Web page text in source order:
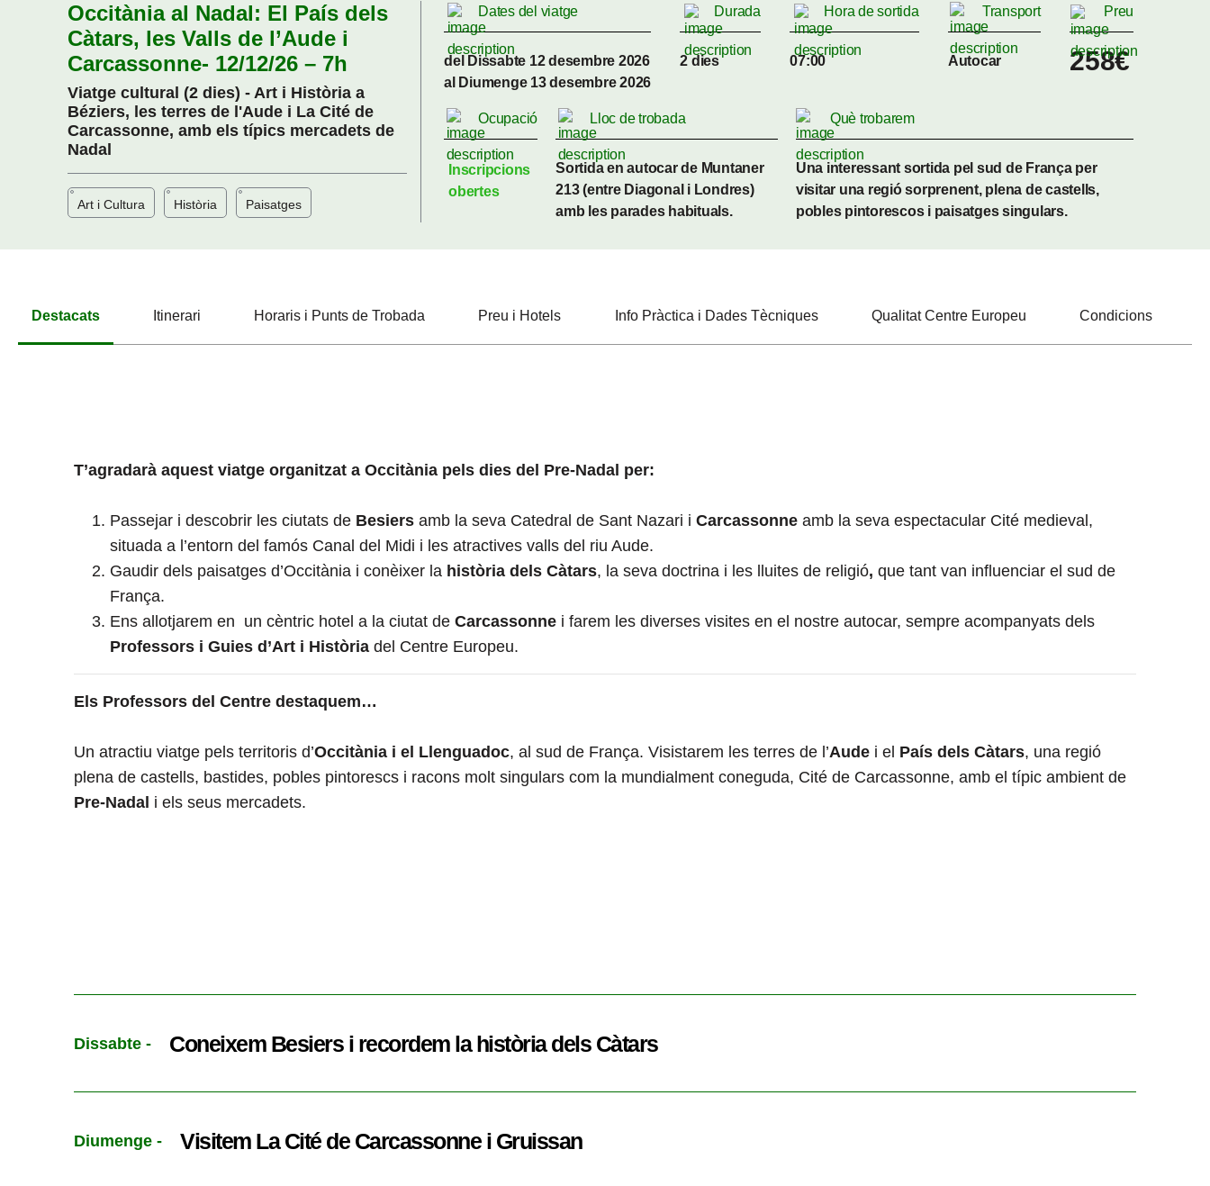
Occitània al Nadal: El País dels
Càtars, les Valls de l’Aude i
Carcassonne- 12/12/26 – 7h
Viatge cultural (2 dies) - Art i Història a
Béziers, les terres de l'Aude i La Cité de
Carcassonne, amb els típics mercadets de
Nadal
Art i Cultura Història Paisatges
Dates del viatge
del Dissabte 12 desembre 2026
al Diumenge 13 desembre 2026
Durada
2 dies
Hora de sortida
07:00
Transport
Autocar
Preu
258€
Ocupació
Inscripcions
obertes
Lloc de trobada
Sortida en autocar de Muntaner
213 (entre Diagonal i Londres)
amb les parades habituals.
Què trobarem
Una interessant sortida pel sud de França per
visitar una regió sorprenent, plena de castells,
pobles pintorescos i paisatges singulars.
Destacats Itinerari Horaris i Punts de Trobada Preu i Hotels Info Pràctica i Dades Tècniques Qualitat Centre Europeu Condicions
T’agradarà aquest viatge organitzat a Occitània pels dies del Pre-Nadal per:
Passejar i descobrir les ciutats de Besiers amb la seva Catedral de Sant Nazari i Carcassonne amb la seva espectacular Cité medieval,
situada a l’entorn del famós Canal del Midi i les atractives valls del riu Aude.
Gaudir dels paisatges d’Occitània i conèixer la història dels Càtars, la seva doctrina i les lluites de religió, que tant van influenciar el sud de
França.
Ens allotjarem en un cèntric hotel a la ciutat de Carcassonne i farem les diverses visites en el nostre autocar, sempre acompanyats dels
Professors i Guies d’Art i Història del Centre Europeu.
Els Professors del Centre destaquem…
Un atractiu viatge pels territoris d’Occitània i el Llenguadoc, al sud de França. Visistarem les terres de l’Aude i el País dels Càtars, una regió
plena de castells, bastides, pobles pintorescs i racons molt singulars com la mundialment coneguda, Cité de Carcassonne, amb el típic ambient de
Pre-Nadal i els seus mercadets.
Dissabte - Coneixem Besiers i recordem la història dels Càtars
Diumenge - Visitem La Cité de Carcassonne i Gruissan